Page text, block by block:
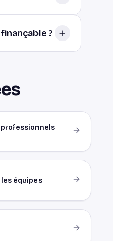
à
?
de
ABCM
équipes